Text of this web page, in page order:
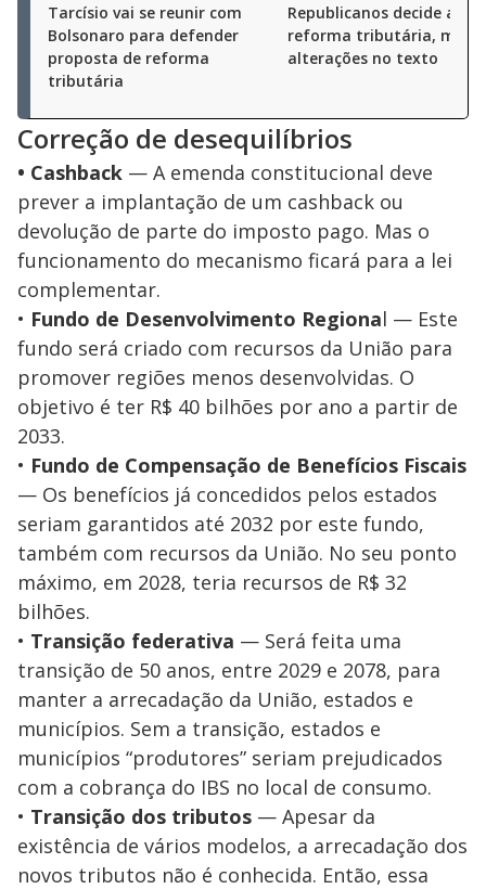
Tarcísio vai se reunir com
Bolsonaro para defender
proposta de reforma
tributária
Republicanos decide
reforma tributária, mas
alterações no texto
Correção de desequilíbrios
• Cashback — A emenda constitucional deve
prever a implantação de um cashback ou
devolução de parte do imposto pago. Mas o
funcionamento do mecanismo ficará para a lei
complementar.
• Fundo de Desenvolvimento Regional — Este
fundo será criado com recursos da União para
promover regiões menos desenvolvidas. O
objetivo é ter R$ 40 bilhões por ano a partir de
2033.
• Fundo de Compensação de Benefícios Fiscais
— Os benefícios já concedidos pelos estados
seriam garantidos até 2032 por este fundo,
também com recursos da União. No seu ponto
máximo, em 2028, teria recursos de R$ 32
bilhões.
• Transição federativa — Será feita uma
transição de 50 anos, entre 2029 e 2078, para
manter a arrecadação da União, estados e
municípios. Sem a transição, estados e
municípios “produtores” seriam prejudicados
com a cobrança do IBS no local de consumo.
• Transição dos tributos — Apesar da
existência de vários modelos, a arrecadação dos
novos tributos não é conhecida. Então, essa